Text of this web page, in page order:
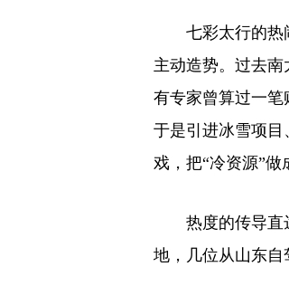
七彩太行的热
主动造势。过去南
有专家曾算过一
于是引进冰雪项
戏，把“冷资源”做
热度的传导直
地，几位从山东自